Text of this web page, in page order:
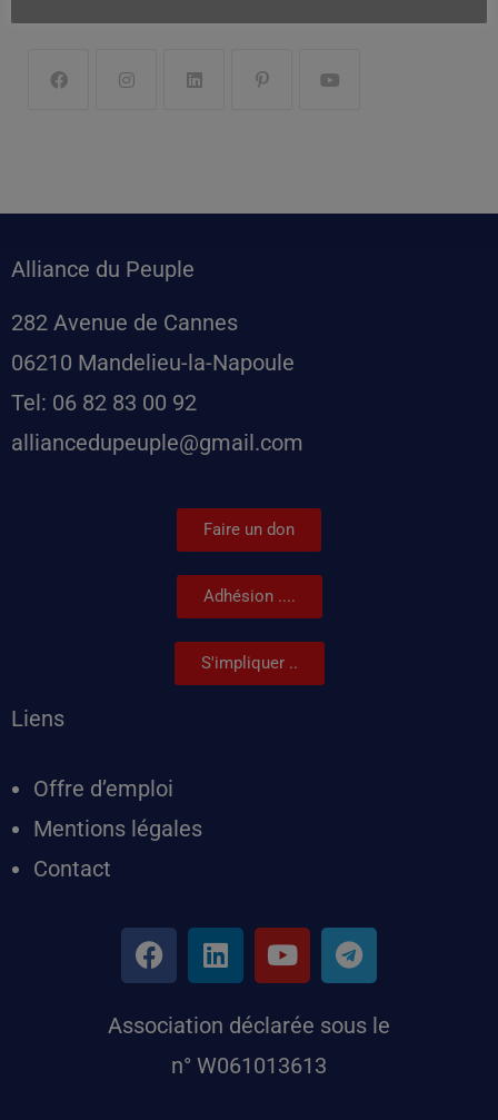
Alliance du Peuple
282 Avenue de Cannes
06210 Mandelieu-la-Napoule
Tel: 06 82 83 00 92
alliancedupeuple@gmail.com
Faire un don
Adhésion ....
S'impliquer ..
Liens
Offre d’emploi
Mentions légales
Contact
Association déclarée sous le
n° W061013613